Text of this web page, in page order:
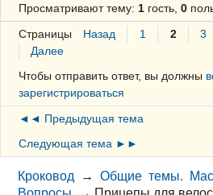
Просматривают тему: 1гость, 0
Страницы Назад 1 2 3
Далее
Чтобы отправить ответ, вы должны
зарегистрироваться
◄◄ Предыдущая тема
Следующая тема ►►
Кроковод →Общие темы.